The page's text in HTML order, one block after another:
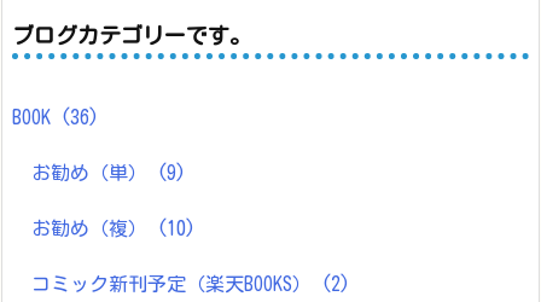
ブログカテゴリーです。
BOOK (36)
お勧め（単） (9)
お勧め（複） (10)
コミック新刊予定（楽天BOOKS） (2)